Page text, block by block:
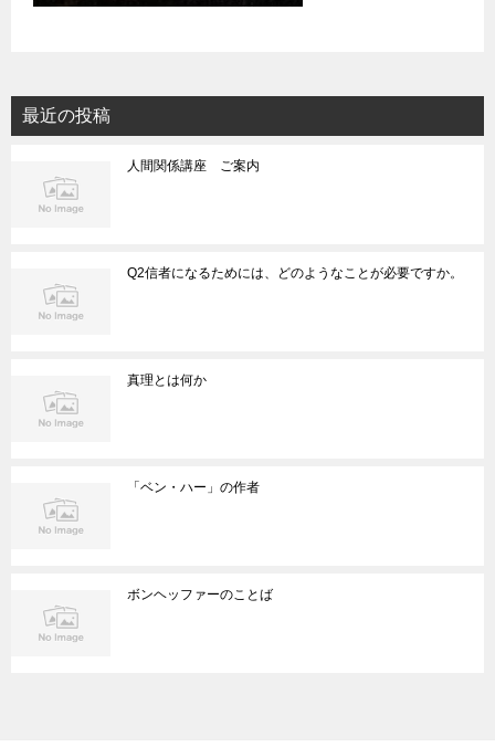
最近の投稿
人間関係講座 ご案内
Q2信者になるためには、どのようなことが必要ですか。
真理とは何か
「ベン・ハー」の作者
ボンヘッファーのことば